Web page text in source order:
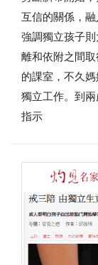
互信的關係，
強調獨立孩子
離和依附之間
的課室，不久
獨立工作。到
指示